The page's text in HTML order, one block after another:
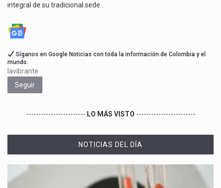
integral de su tradicional sede…
Síganos en Google Noticias con toda la información de Colombia y el
mundo.
lavibrante
Seguir
------------------------ LO MÁS VISTO ------------------------
NOTICIAS DEL DÍA